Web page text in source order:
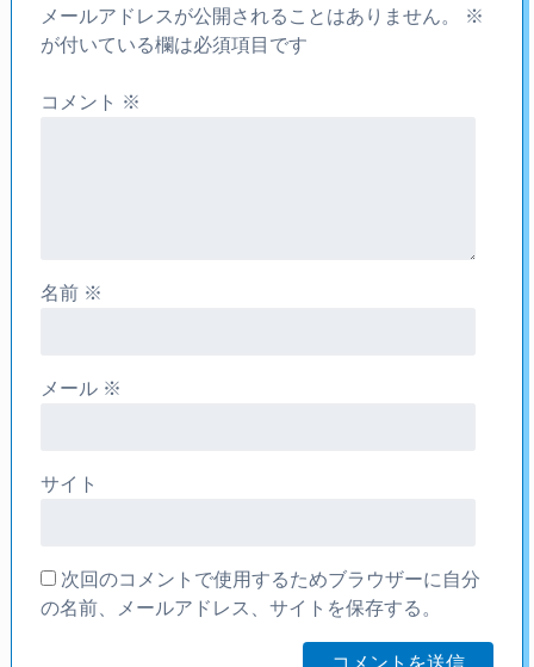
メールアドレスが公開されることはありません。
※
が付いている欄は必須項目です
コメント ※
名前 ※
メール ※
サイト
次回のコメントで使用するためブラウザーに自分
の名前、メールアドレス、サイトを保存する。